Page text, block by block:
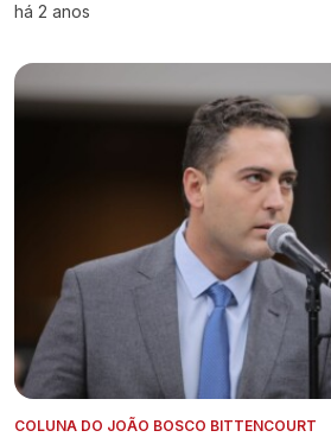
há 2 anos
COLUNA DO JOÃO BOSCO BITTENCOURT